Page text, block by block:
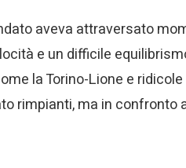
aveva attraversato
e un difficile
la Torino-Lione e
rimpianti, ma in confronto